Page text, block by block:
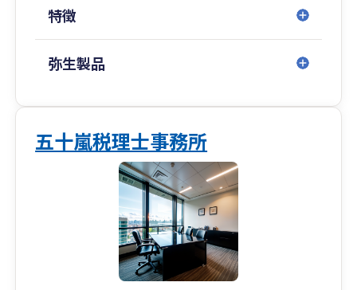
クラウド会計やオンラインツールを活用し、負担
の少ないやり取りで進めています。
記帳代行にも対応しており、領収書や資料は写真
ご相談はオンラインでのやり取りを中心に進めて
います。
対面での打ち合わせも、ご希望に応じて対応して
■ こんな方に向いています
・税理士に気軽に相談できる関係性を求めている
・数字に苦手意識はあるが、少しずつ向き合って
特徴
弥生製品
五十嵐税理士事務所